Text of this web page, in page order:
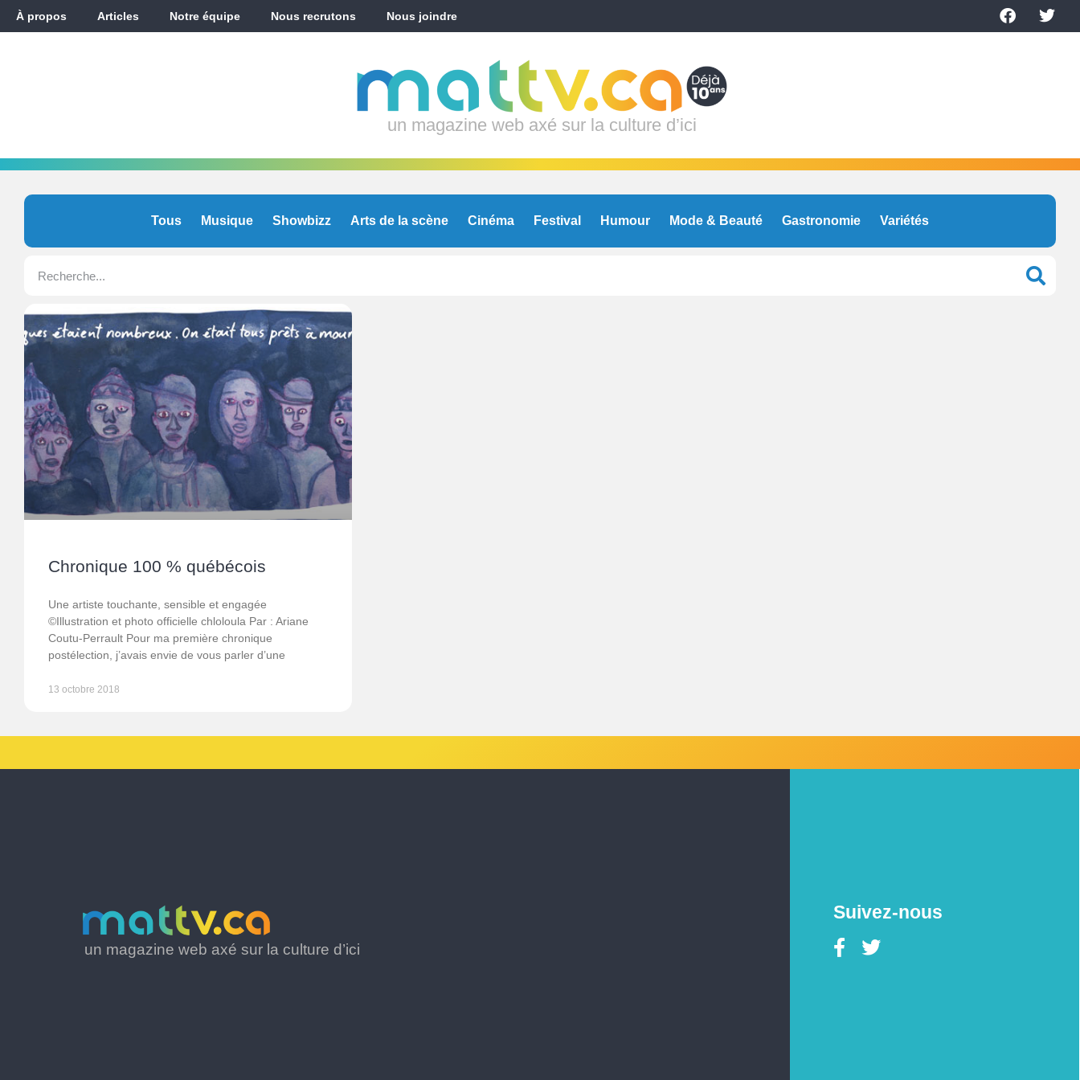
À propos Articles Notre équipe Nous recrutons Nous joindre
un magazine web axé sur la culture d’ici
Tous Musique Showbizz Arts de la scène Cinéma Festival Humour Mode & Beauté Gastronomie Variétés
Chronique 100 % québécois
Une artiste touchante, sensible et engagée
©Illustration et photo officielle chloloula Par : Ariane
Coutu-Perrault Pour ma première chronique
postélection, j’avais envie de vous parler d’une
13 octobre 2018
un magazine web axé sur la culture d’ici
Suivez-nous